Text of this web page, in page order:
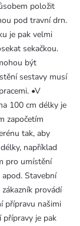
položit
pod travní drn.
je pak velmi
sekačkou.
být
sestavy musí
•V
100 cm délky je
započetím
tak, aby
například
pro umístění
Stavební
provádí
přípravu našimi
přípravy je pak